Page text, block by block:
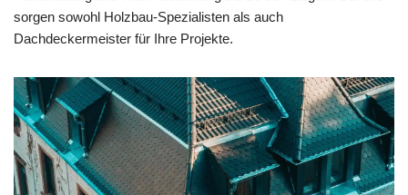
sorgen sowohl Holzbau-Spezialisten als auch
Dachdeckermeister für Ihre Projekte.